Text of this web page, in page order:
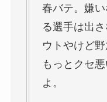
春バテ。嫌
る選手は出
ウトやけど
もっとクセ
よ。